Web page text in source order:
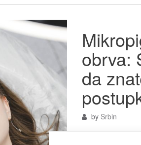
obrva:
da
by Srbin